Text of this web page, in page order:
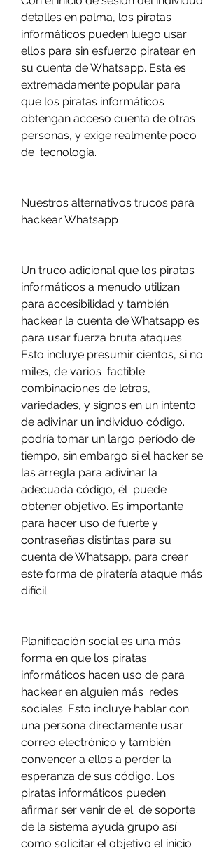
detalles en palma, los piratas
informáticos pueden luego usar
ellos para sin esfuerzo piratear en
su cuenta de Whatsapp. Esta es
extremadamente popular para
que los piratas informáticos
obtengan acceso cuenta de otras
personas, y exige realmente poco
de  tecnología.
Nuestros alternativos trucos para
hackear Whatsapp
Un truco adicional que los piratas
informáticos a menudo utilizan
para accesibilidad y también
hackear la cuenta de Whatsapp es
para usar fuerza bruta ataques.
Esto incluye presumir cientos, si no
miles, de varios  factible
combinaciones de letras,
variedades, y signos en un intento
de adivinar un individuo código.
podría tomar un largo período de
tiempo, sin embargo si el hacker se
las arregla para adivinar la
adecuada código, él  puede
obtener objetivo. Es importante
para hacer uso de fuerte y
contraseñas distintas para su
cuenta de Whatsapp, para crear
este forma de piratería ataque más
difícil.
Planificación social es una más
forma en que los piratas
informáticos hacen uso de para
hackear en alguien más  redes
sociales. Esto incluye hablar con
una persona directamente usar
correo electrónico y también
convencer a ellos a perder la
esperanza de sus código. Los
piratas informáticos pueden
afirmar ser venir de el  de soporte
de la sistema ayuda grupo así
como solicitar el objetivo el inicio